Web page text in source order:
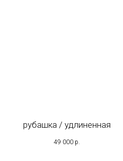
рубашка / удлиненная
49 000 р.